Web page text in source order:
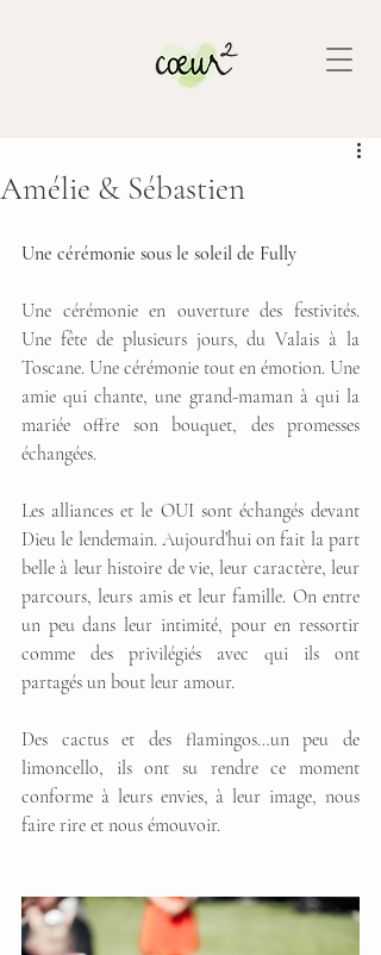
Amélie & Sébastien
Une cérémonie sous le soleil de Fully
Une cérémonie en ouverture des festivités.
Une fête de plusieurs jours, du Valais à la
Toscane. Une cérémonie tout en émotion. Une
amie qui chante, une grand-maman à qui la
mariée offre son bouquet, des promesses
échangées.
Les alliances et le OUI sont échangés devant
Dieu le lendemain. Aujourd’hui on fait la part
belle à leur histoire de vie, leur caractère, leur
parcours, leurs amis et leur famille. On entre
un peu dans leur intimité, pour en ressortir
comme des privilégiés avec qui ils ont
partagés un bout leur amour.
Des cactus et des flamingos…un peu de
limoncello, ils ont su rendre ce moment
conforme à leurs envies, à leur image, nous
faire rire et nous émouvoir.